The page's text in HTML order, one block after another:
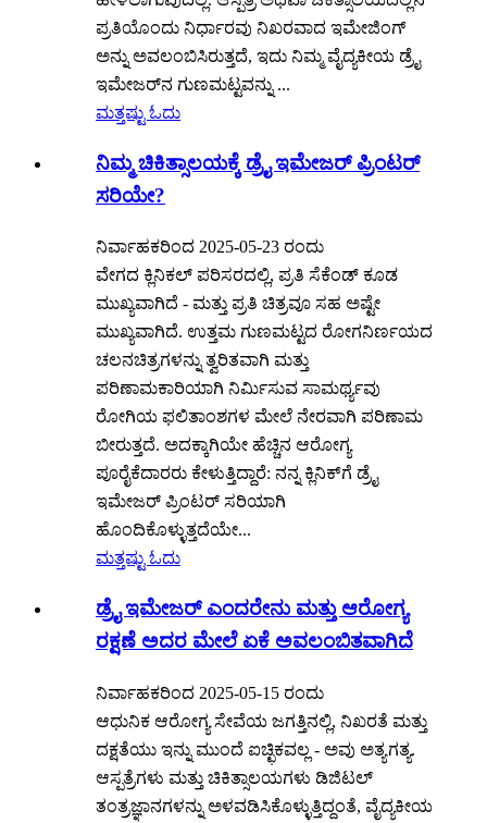
ಪ್ರತಿಯೊಂದು ನಿರ್ಧಾರವು ನಿಖರವಾದ ಇಮೇಜಿಂಗ್
ಅನ್ನು ಅವಲಂಬಿಸಿರುತ್ತದೆ, ಇದು ನಿಮ್ಮ ವೈದ್ಯಕೀಯ ಡ್ರೈ
ಇಮೇಜರ್‌ನ ಗುಣಮಟ್ಟವನ್ನು ...
ಮತ್ತಷ್ಟು ಓದು
ನಿಮ್ಮ ಚಿಕಿತ್ಸಾಲಯಕ್ಕೆ ಡ್ರೈ ಇಮೇಜರ್ ಪ್ರಿಂಟರ್
ಸರಿಯೇ?
ನಿರ್ವಾಹಕರಿಂದ 2025-05-23 ರಂದು
ವೇಗದ ಕ್ಲಿನಿಕಲ್ ಪರಿಸರದಲ್ಲಿ, ಪ್ರತಿ ಸೆಕೆಂಡ್ ಕೂಡ
ಮುಖ್ಯವಾಗಿದೆ - ಮತ್ತು ಪ್ರತಿ ಚಿತ್ರವೂ ಸಹ ಅಷ್ಟೇ
ಮುಖ್ಯವಾಗಿದೆ. ಉತ್ತಮ ಗುಣಮಟ್ಟದ ರೋಗನಿರ್ಣಯದ
ಚಲನಚಿತ್ರಗಳನ್ನು ತ್ವರಿತವಾಗಿ ಮತ್ತು
ಪರಿಣಾಮಕಾರಿಯಾಗಿ ನಿರ್ಮಿಸುವ ಸಾಮರ್ಥ್ಯವು
ರೋಗಿಯ ಫಲಿತಾಂಶಗಳ ಮೇಲೆ ನೇರವಾಗಿ ಪರಿಣಾಮ
ಬೀರುತ್ತದೆ. ಅದಕ್ಕಾಗಿಯೇ ಹೆಚ್ಚಿನ ಆರೋಗ್ಯ
ಪೂರೈಕೆದಾರರು ಕೇಳುತ್ತಿದ್ದಾರೆ: ನನ್ನ ಕ್ಲಿನಿಕ್‌ಗೆ ಡ್ರೈ
ಇಮೇಜರ್ ಪ್ರಿಂಟರ್ ಸರಿಯಾಗಿ
ಹೊಂದಿಕೊಳ್ಳುತ್ತದೆಯೇ...
ಮತ್ತಷ್ಟು ಓದು
ಡ್ರೈ ಇಮೇಜರ್ ಎಂದರೇನು ಮತ್ತು ಆರೋಗ್ಯ
ರಕ್ಷಣೆ ಅದರ ಮೇಲೆ ಏಕೆ ಅವಲಂಬಿತವಾಗಿದೆ
ನಿರ್ವಾಹಕರಿಂದ 2025-05-15 ರಂದು
ಆಧುನಿಕ ಆರೋಗ್ಯ ಸೇವೆಯ ಜಗತ್ತಿನಲ್ಲಿ, ನಿಖರತೆ ಮತ್ತು
ದಕ್ಷತೆಯು ಇನ್ನು ಮುಂದೆ ಐಚ್ಛಿಕವಲ್ಲ - ಅವು ಅತ್ಯಗತ್ಯ.
ಆಸ್ಪತ್ರೆಗಳು ಮತ್ತು ಚಿಕಿತ್ಸಾಲಯಗಳು ಡಿಜಿಟಲ್
ತಂತ್ರಜ್ಞಾನಗಳನ್ನು ಅಳವಡಿಸಿಕೊಳ್ಳುತ್ತಿದ್ದಂತೆ, ವೈದ್ಯಕೀಯ